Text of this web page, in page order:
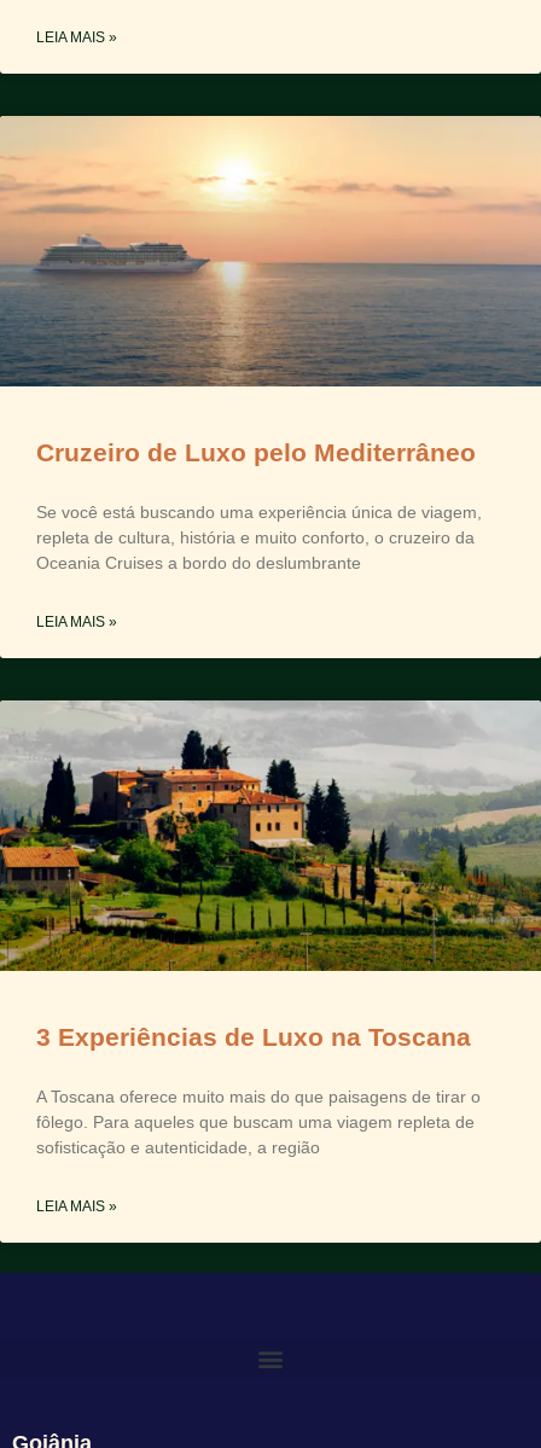
LEIA MAIS »
Cruzeiro de Luxo pelo Mediterrâneo
Se você está buscando uma experiência única de viagem,
repleta de cultura, história e muito conforto, o cruzeiro da
Oceania Cruises a bordo do deslumbrante
LEIA MAIS »
3 Experiências de Luxo na Toscana
A Toscana oferece muito mais do que paisagens de tirar o
fôlego. Para aqueles que buscam uma viagem repleta de
sofisticação e autenticidade, a região
LEIA MAIS »
Goiânia